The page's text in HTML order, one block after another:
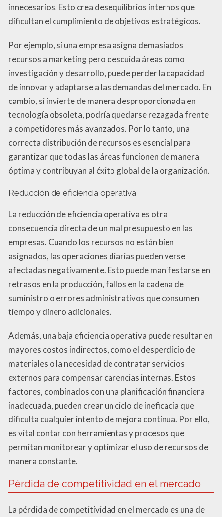
innecesarios. Esto crea desequilibrios internos que
dificultan el cumplimiento de objetivos estratégicos.
Por ejemplo, si una empresa asigna demasiados
recursos a marketing pero descuida áreas como
investigación y desarrollo, puede perder la capacidad
de innovar y adaptarse a las demandas del mercado. En
cambio, si invierte de manera desproporcionada en
tecnología obsoleta, podría quedarse rezagada frente
a competidores más avanzados. Por lo tanto, una
correcta distribución de recursos es esencial para
garantizar que todas las áreas funcionen de manera
óptima y contribuyan al éxito global de la organización.
Reducción de eficiencia operativa
La reducción de eficiencia operativa es otra
consecuencia directa de un mal presupuesto en las
empresas. Cuando los recursos no están bien
asignados, las operaciones diarias pueden verse
afectadas negativamente. Esto puede manifestarse en
retrasos en la producción, fallos en la cadena de
suministro o errores administrativos que consumen
tiempo y dinero adicionales.
Además, una baja eficiencia operativa puede resultar en
mayores costos indirectos, como el desperdicio de
materiales o la necesidad de contratar servicios
externos para compensar carencias internas. Estos
factores, combinados con una planificación financiera
inadecuada, pueden crear un ciclo de ineficacia que
dificulta cualquier intento de mejora continua. Por ello,
es vital contar con herramientas y procesos que
permitan monitorear y optimizar el uso de recursos de
manera constante.
Pérdida de competitividad en el mercado
La pérdida de competitividad en el mercado es una de